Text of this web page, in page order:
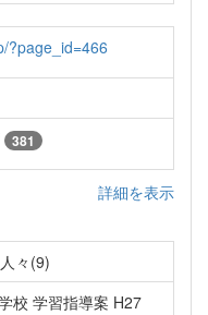
?page_id=466
381
詳細を表示
々(9)
校 学習指導案 H27